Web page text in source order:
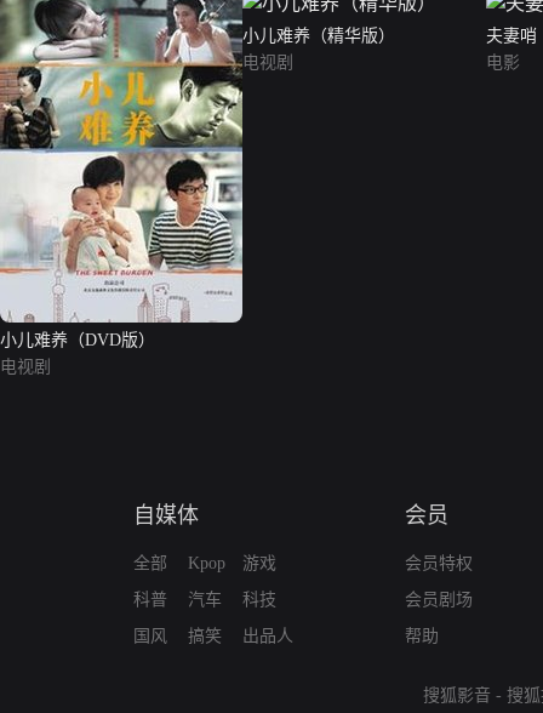
小儿难养（DVD版）
电视剧
小儿难养（精华版）
电视剧
夫妻哨
电影
自媒体
全部
科普
国风
Kpop
汽车
搞笑
游戏
科技
出品人
会员
会员特权
会员剧场
帮助
搜狐影音 - 搜